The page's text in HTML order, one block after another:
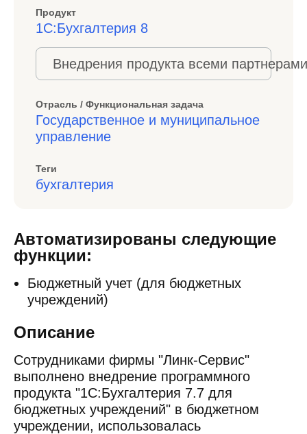
Продукт
1С:Бухгалтерия 8
Внедрения продукта всеми
Отрасль / Функциональная задача
Государственное и муниципальное
управление
Теги
бухгалтерия
Автоматизированы следующие
функции:
Бюджетный учет (для бюджетных
учреждений)
Описание
Сотрудниками фирмы "Линк-Сервис"
выполнено внедрение программного
продукта "1С:Бухгалтерия 7.7 для
бюджетных учреждений" в бюджетном
учреждении, использовалась